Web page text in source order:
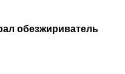
обезжириватель